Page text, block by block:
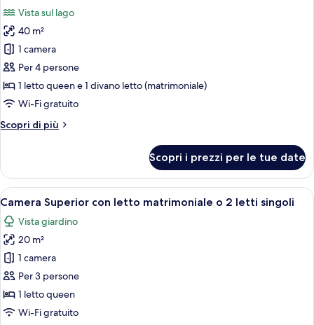
le
foto
per
Suite
Vista sul lago
40 m²
1 camera
Per 4 persone
1 letto queen e 1 divano letto (matrimoniale)
Wi-Fi gratuito
Scopri di più
Altri
Scopri i prezzi per le tue date
Apri
tutte
le
foto
per
Camera
Superior
con
Una camera d'albergo con un letto
2
Camera Superior con letto matrimoniale o 2 letti singoli
Vista giardino
20 m²
1 camera
Per 3 persone
1 letto queen
Wi-Fi gratuito